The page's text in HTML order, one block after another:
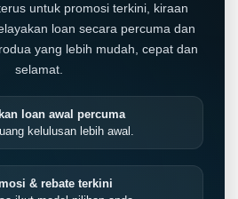
untuk promosi terkini, kiraan
loan secara percuma dan
yang lebih mudah, cepat dan
selamat.
loan awal percuma
kelulusan lebih awal.
& rebate terkini